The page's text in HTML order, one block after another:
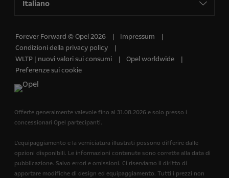
Italiano
Forever Forward © Opel 2026
Impressum
Condizioni della privacy policy
WLTP | nuovi valori sui consumi
Opel worldwide
Preferenze sui cookie
Offerte generalmente valevole fino al 31.08.2026 e solo presso i
concessionari Opel partecipanti.
L'equipaggiamento e la verniciatura illustrati possono differire dalle
opzioni disponibili. Le informazioni contenute sono corrette alla data di
pubblicazione. Salvo errori e omissioni. Ci riserviamo il diritto di
apportare modifiche di design ed equipaggiamento. Tutti i prezzi non